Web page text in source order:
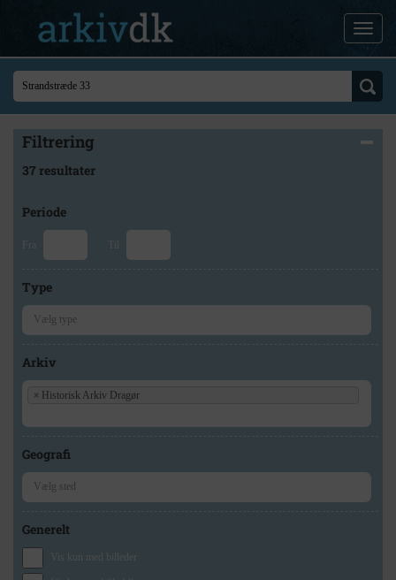
Filtrering
37 resultater
Periode
Fra Til
Type
Arkiv
× Historisk Arkiv Dragør
Geografi
Generelt
Vis kun med billeder